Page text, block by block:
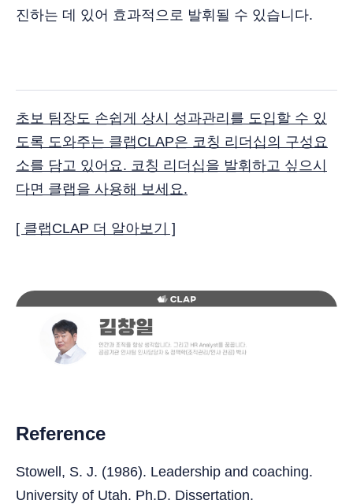
진하는 데 있어 효과적으로 발휘될 수 있습니다.
초보 팀장도 손쉽게 상시 성과관리를 도입할 수 있
도록 도와주는 클랩CLAP은 코칭 리더십의 구성요
소를 담고 있어요. 코칭 리더십을 발휘하고 싶으시
다면 클랩을 사용해 보세요.
[ 클랩CLAP 더 알아보기 ]
Reference
Stowell, S. J. (1986). Leadership and coaching.
University of Utah. Ph.D. Dissertation.